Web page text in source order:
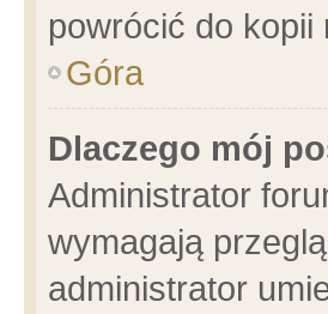
powrócić do
Góra
Dlaczego mój
Administrator
wymagają
administrator